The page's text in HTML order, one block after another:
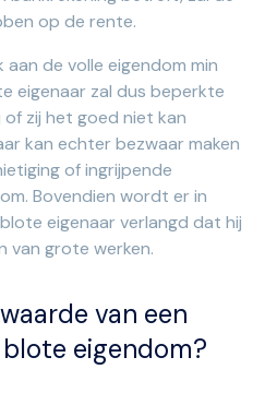
op de rente.
de volle eigendom min
eigenaar zal dus beperkte
zij het goed niet kan
kan echter bezwaar maken
of ingrijpende
Bovendien wordt er in
eigenaar verlangd dat hij
van grote werken.
van een
eigendom?